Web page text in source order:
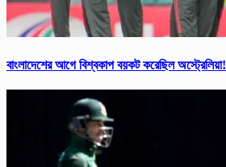
বাংলাদেশের আগে বিশ্ব‌কাপ বয়কট করেছিল অস্ট্রেলিয়া!